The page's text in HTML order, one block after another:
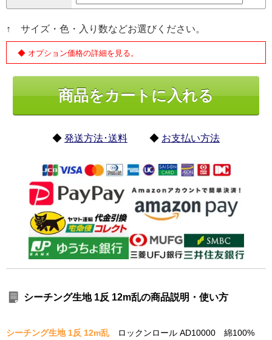
↑ サイズ・色・入り数などお選びください。
◆ オプション価格の詳細を見る。
◆ 発送方法･送料 ◆ お支払い方法
シーチング生地 1反 12m乱の商品説明・使い方
シーチング生地 1反 12m乱 ロックンロール AD10000 綿100%